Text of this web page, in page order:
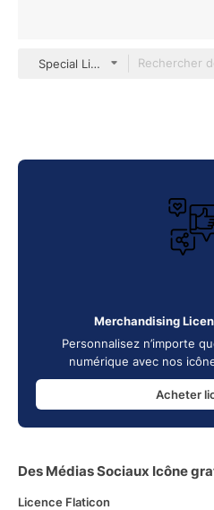
Special Lineal
Merchandising
Personnalisez n’importe
numérique avec nos
Acheter
Des Médias Sociaux Icône
Licence Flaticon